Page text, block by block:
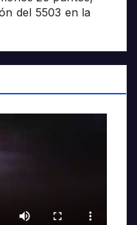
del 5503 en la